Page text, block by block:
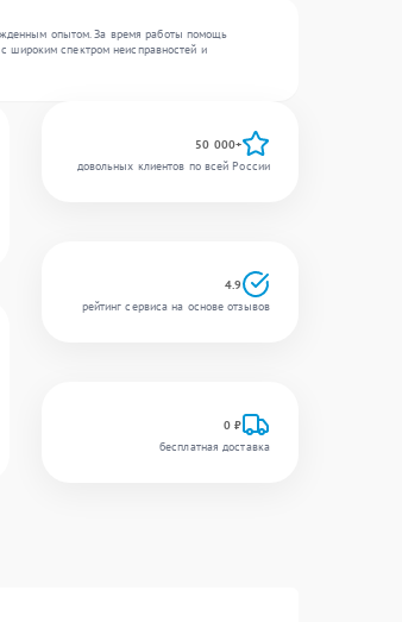
опытом. За время работы помощь
широким спектром неисправностей и
50 000+
довольных клиентов по всей России
4.9
рейтинг сервиса на основе отзывов
0 ₽
бесплатная доставка